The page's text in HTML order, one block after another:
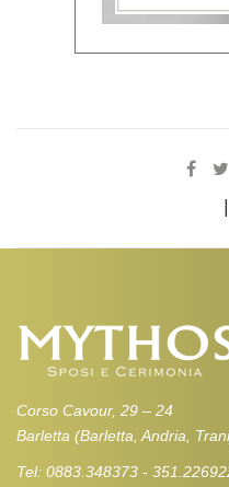
Corso Cavour, 29 – 24
Barletta (Barletta, Andria,
Tel: 0883.348373 -